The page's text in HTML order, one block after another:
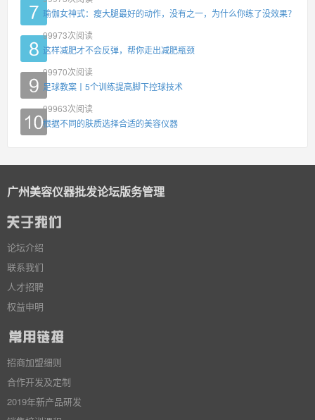
瑜伽女神式：瘦大腿最好的动作，没有之一，为什么你练了没效果？
99973次阅读
这样减肥才不会反弹，帮你走出减肥瓶颈
99970次阅读
足球教案丨5个训练提高脚下控球技术
99963次阅读
根据不同的肤质选择合适的美容仪器
广州美容仪器批发论坛版务管理
论坛介绍
联系我们
人才招聘
权益申明
招商加盟细则
合作开发及定制
2019年新产品研发